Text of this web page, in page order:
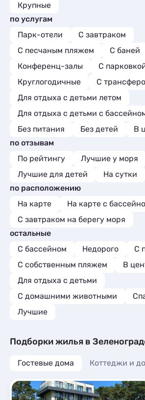
Крупные
по услугам
Парк-отели
С завтраком
С песчаным пляжем
С баней
Конференц-залы
С
Круглогодичные
С
Для отдыха с детьми летом
Для отдыха с детьми с
Без питания
Без детей
В
по отзывам
По рейтингу
Лучшие у моря
Лучшие для детей
На сутки
по расположению
На карте
На карте с
С завтраком на берегу моря
остальные
С бассейном
Недорого
С
С собственным пляжем
В
Для отдыха с детьми
С домашними животными
Лучшие
Подборки жилья в
Гостевые дома Коттеджи и